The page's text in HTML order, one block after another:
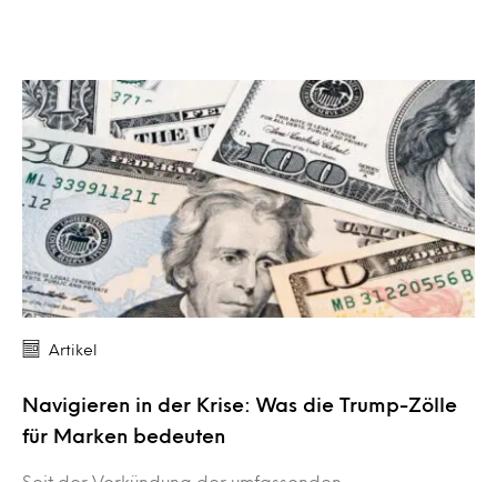
Artikel
Navigieren in der Krise: Was die Trump-Zölle
für Marken bedeuten